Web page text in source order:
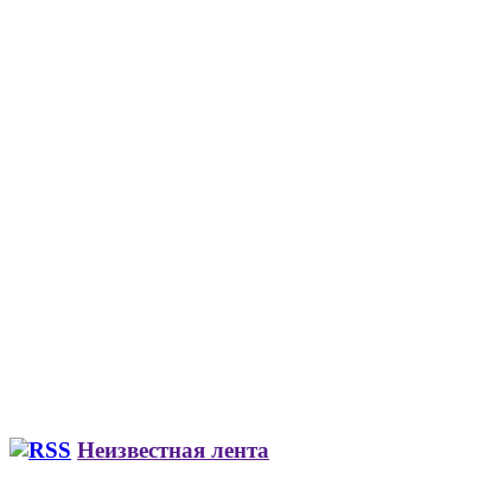
Неизвестная лента